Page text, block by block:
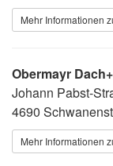
Mehr Informationen
Obermayr
Johann Pabst-
4690
Mehr Informationen